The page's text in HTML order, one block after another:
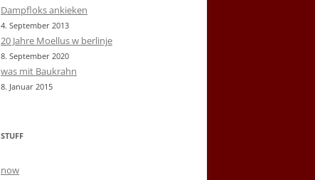
Dampfloks ankieken
4. September 2013
20 Jahre Moellus w berlinje
8. September 2020
was mit Baukrahn
8. Januar 2015
STUFF
now